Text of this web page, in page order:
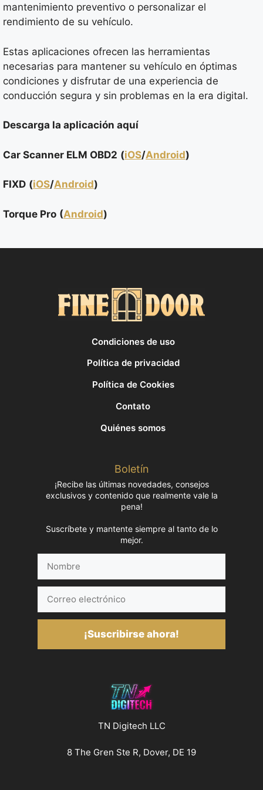
mantenimiento preventivo o personalizar el
rendimiento de su vehículo.
Estas aplicaciones ofrecen las herramientas
necesarias para mantener su vehículo en óptimas
condiciones y disfrutar de una experiencia de
conducción segura y sin problemas en la era digital.
Descarga la aplicación aquí
Car Scanner ELM OBD2 (iOS/Android)
FIXD (iOS/Android)
Torque Pro (Android)
Condiciones de uso
Política de privacidad
Política de Cookies
Contato
Quiénes somos
Boletín
¡Recibe las últimas novedades, consejos
exclusivos y contenido que realmente vale la
pena!
Suscríbete y mantente siempre al tanto de lo
mejor.
electrónico
¡Suscribirse ahora!
TN Digitech LLC
8 The Gren Ste R, Dover, DE 19